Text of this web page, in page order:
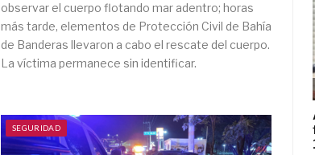
observar el cuerpo flotando mar adentro; horas
más tarde, elementos de Protección Civil de Bahía
de Banderas llevaron a cabo el rescate del cuerpo.
La víctima permanece sin identificar.
SEGURIDAD